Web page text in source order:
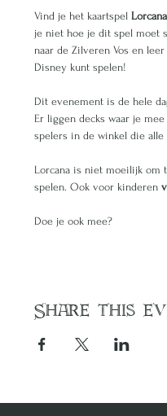
Vind je het kaartspel
je niet hoe je dit spel moet
naar de Zilveren Vos en
Disney kunt spelen!
Dit evenement is de hele
Er liggen decks waar je
spelers in de winkel die
Lorcana is niet moeilijk om
spelen. Ook voor kinderen
Doe je ook mee?
Share this